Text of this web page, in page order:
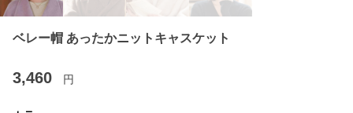
ベレー帽 あったかニットキャスケット
3,460 円